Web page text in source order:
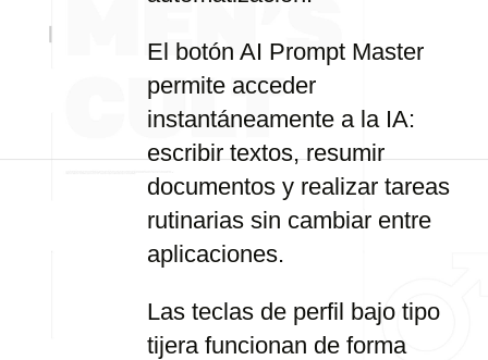
El botón AI Prompt Master
permite acceder
instantáneamente a la IA:
escribir textos, resumir
documentos y realizar tareas
rutinarias sin cambiar entre
aplicaciones.
Las teclas de perfil bajo tipo
tijera funcionan de forma